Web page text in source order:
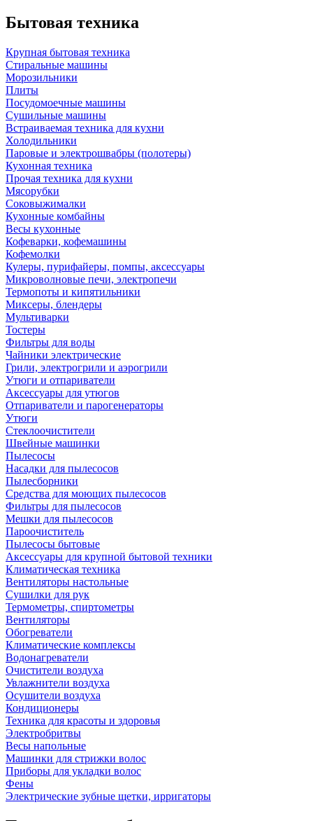
Бытовая техника
Крупная бытовая техника
Стиральные машины
Морозильники
Плиты
Посудомоечные машины
Сушильные машины
Встраиваемая техника для кухни
Холодильники
Паровые и электрошвабры (полотеры)
Кухонная техника
Прочая техника для кухни
Мясорубки
Соковыжималки
Кухонные комбайны
Весы кухонные
Кофеварки, кофемашины
Кофемолки
Кулеры, пурифайеры, помпы, аксессуары
Микроволновые печи, электропечи
Термопоты и кипятильники
Миксеры, блендеры
Мультиварки
Тостеры
Фильтры для воды
Чайники электрические
Грили, электрогрили и аэрогрили
Утюги и отпариватели
Аксессуары для утюгов
Отпариватели и парогенераторы
Утюги
Стеклоочистители
Швейные машинки
Пылесосы
Насадки для пылесосов
Пылесборники
Средства для моющих пылесосов
Фильтры для пылесосов
Мешки для пылесосов
Пароочиститель
Пылесосы бытовые
Аксессуары для крупной бытовой техники
Климатическая техника
Вентиляторы настольные
Сушилки для рук
Термометры, спиртометры
Вентиляторы
Обогреватели
Климатические комплексы
Водонагреватели
Очистители воздуха
Увлажнители воздуха
Осушители воздуха
Кондиционеры
Техника для красоты и здоровья
Электробритвы
Весы напольные
Машинки для стрижки волос
Приборы для укладки волос
Фены
Электрические зубные щетки, ирригаторы